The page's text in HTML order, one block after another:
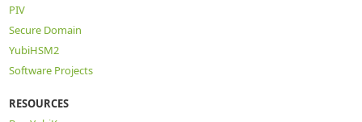
PIV
Secure Domain
YubiHSM2
Software Projects
RESOURCES